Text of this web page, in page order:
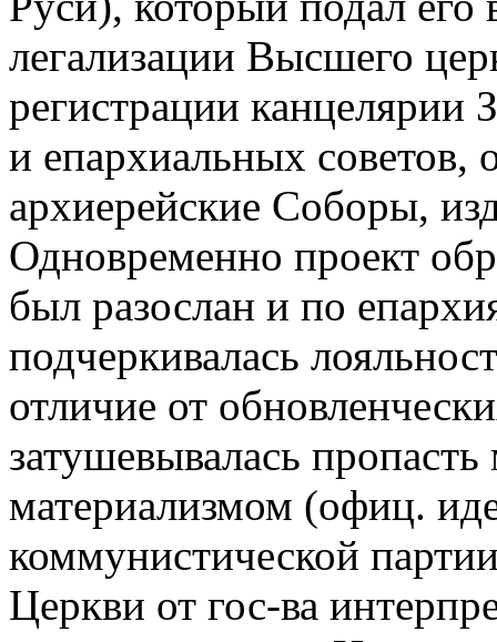
легализации Высшего
регистрации канцелярии
и епархиальных советов,
архиерейские Соборы,
Одновременно проект
был разослан и по
подчеркивалась
отличие от
затушевывалась
материализмом (офиц.
коммунистической
Церкви от гос-ва